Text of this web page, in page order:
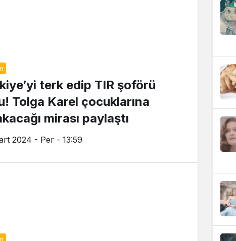
terk edip TIR şoförü
Tolga Karel çocuklarına
mirası paylaştı
2024 - Per - 13:59